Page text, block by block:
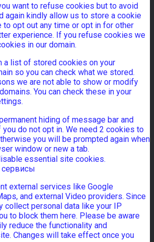
want to refuse cookies but to avoid
again kindly allow us to store a cookie
to opt out any time or opt in for other
experience. If you refuse cookies we
in our domain.
a list of stored cookies on your
so you can check what we stored.
we are not able to show or modify
You can check these in your
hiding of message bar and
do not opt in. We need 2 cookies to
you will be prompted again when
window or new a tab.
essential site cookies.
сервисы
external services like Google
and external Video providers. Since
collect personal data like your IP
to block them here. Please be aware
reduce the functionality and
Changes will take effect once you